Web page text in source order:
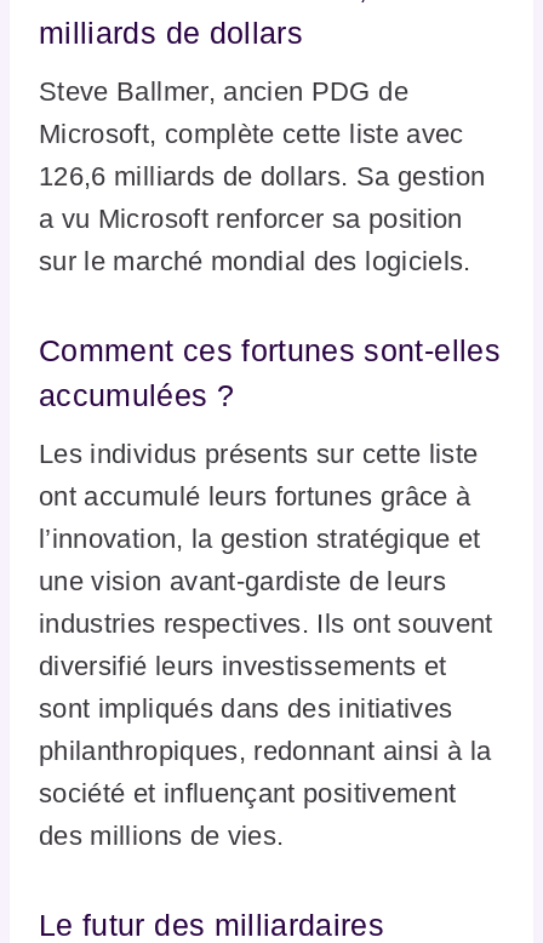
milliards de dollars
Steve Ballmer, ancien PDG de
Microsoft, complète cette liste avec
126,6 milliards de dollars. Sa gestion
a vu Microsoft renforcer sa position
sur le marché mondial des logiciels.
Comment ces fortunes sont-elles
accumulées ?
Les individus présents sur cette liste
ont accumulé leurs fortunes grâce à
l’innovation, la gestion stratégique et
une vision avant-gardiste de leurs
industries respectives. Ils ont souvent
diversifié leurs investissements et
sont impliqués dans des initiatives
philanthropiques, redonnant ainsi à la
société et influençant positivement
des millions de vies.
Le futur des milliardaires